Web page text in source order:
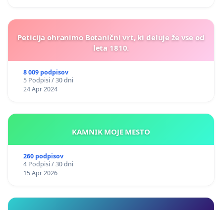
Peticija ohranimo Botanični vrt, ki deluje že vse od
leta 1810.
8 009 podpisov
5 Podpisi / 30 dni
24 Apr 2024
KAMNIK MOJE MESTO
260 podpisov
4 Podpisi / 30 dni
15 Apr 2026